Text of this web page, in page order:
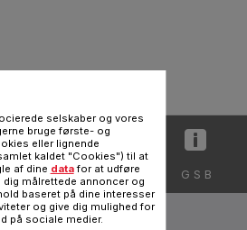
Databeskyttelse G S B
selskaber og vores
bruge første- og
eller lignende
kaldet "Cookies") til at
af dine datafor at udføre
dig målrettede annoncer og
baseret på dine interesser
og give dig mulighed for
på sociale medier.